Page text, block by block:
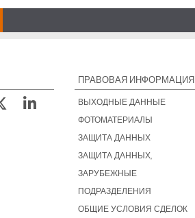
ПРАВОВАЯ ИНФОРМАЦИЯ
ВЫХОДНЫЕ ДАННЫЕ
ФОТОМАТЕРИАЛЫ
ЗАЩИТА ДАННЫХ
ЗАЩИТА ДАННЫХ,
ЗАРУБЕЖНЫЕ
ПОДРАЗДЕЛЕНИЯ
ОБЩИЕ УСЛОВИЯ СДЕЛОК